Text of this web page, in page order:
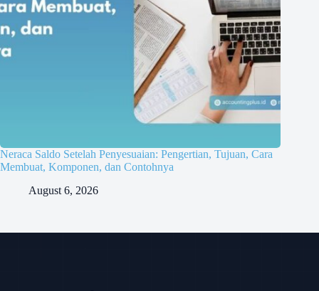
Neraca Saldo Setelah Penyesuaian: Pengertian, Tujuan, Cara
Membuat, Komponen, dan Contohnya
August 6, 2026